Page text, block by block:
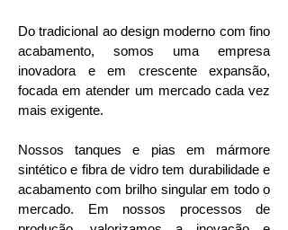
Do tradicional ao design moderno com fino
acabamento, somos uma empresa
inovadora e em crescente expansão,
focada em atender um mercado cada vez
mais exigente.
Nossos tanques e pias em mármore
sintético e fibra de vidro tem durabilidade e
acabamento com brilho singular em todo o
mercado. Em nossos processos de